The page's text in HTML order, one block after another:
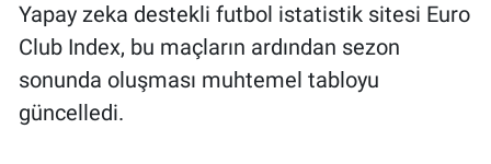
Yapay zeka destekli futbol istatistik sitesi Euro
Club Index, bu maçların ardından sezon
sonunda oluşması muhtemel tabloyu
güncelledi.